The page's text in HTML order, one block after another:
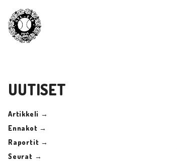
UUTISET
Artikkeli →
Ennakot →
Raportit →
Seurat →